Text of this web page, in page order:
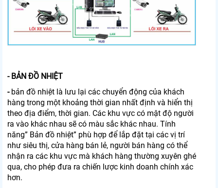
- BẢN ĐỒ NHIỆT
- bản đồ nhiệt là lưu lại các chuyển động của khách
hàng trong một khoảng thời gian nhất định và hiển thị
theo địa điểm, thời gian. Các khu vực có mật độ người
ra vào khác nhau sẽ có màu sắc khác nhau. Tính
năng” Bản đồ nhiệt” phù hợp để lắp đặt tại các vị trí
như siêu thị, cửa hàng bán lẻ, người bán hàng có thể
nhận ra các khu vực mà khách hàng thường xuyên ghé
qua, cho phép đưa ra chiến lược kinh doanh chính xác
hơn.